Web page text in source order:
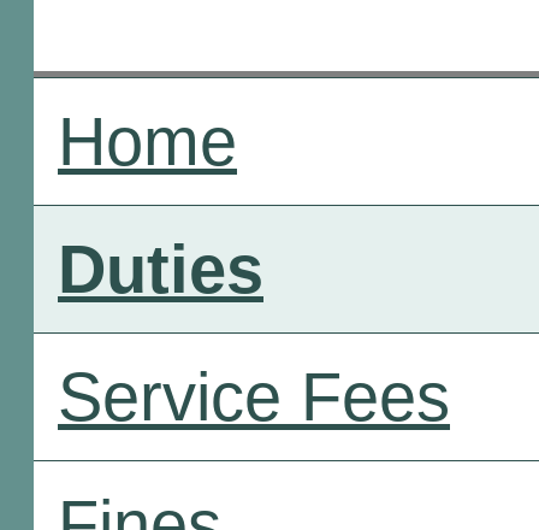
Home
Duties
Service Fees